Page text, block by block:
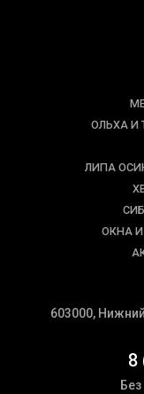
ОЛЬХА И
ЛИПА
ОКНА
603000,
8